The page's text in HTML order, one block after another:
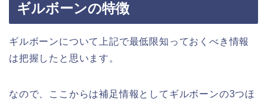
ギルボーンの特徴
ギルボーンについて上記で最低限知っておくべき情報
は把握したと思います。
なので、ここからは補足情報としてギルボーンの3つほ